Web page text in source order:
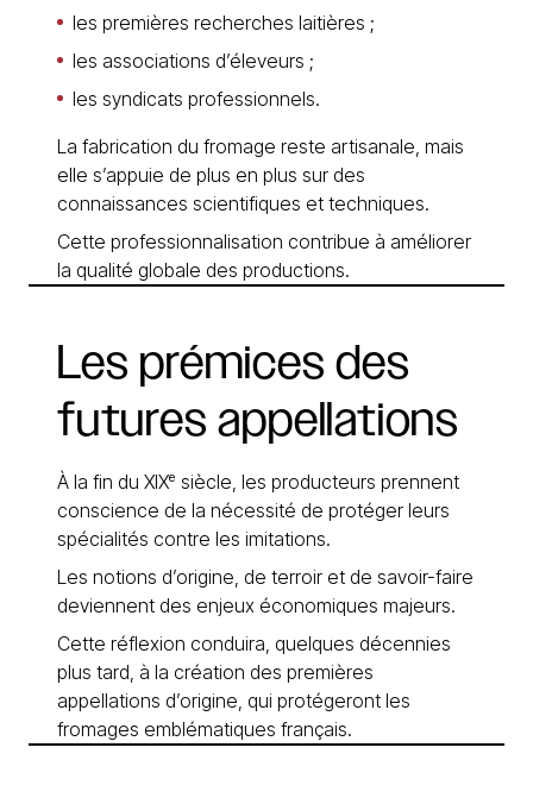
les premières recherches laitières ;
les associations d’éleveurs ;
les syndicats professionnels.
La fabrication du fromage reste artisanale, mais
elle s’appuie de plus en plus sur des
connaissances scientifiques et techniques.
Cette professionnalisation contribue à améliorer
la qualité globale des productions.
Les prémices des
futures appellations
À la fin du XIXᵉ siècle, les producteurs prennent
conscience de la nécessité de protéger leurs
spécialités contre les imitations.
Les notions d’origine, de terroir et de savoir-faire
deviennent des enjeux économiques majeurs.
Cette réflexion conduira, quelques décennies
plus tard, à la création des premières
appellations d’origine, qui protégeront les
fromages emblématiques français.